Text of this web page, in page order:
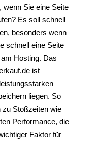
wenn Sie eine Seite
Es soll schnell
besonders wenn
schnell eine Seite
Hosting. Das
ist
liegen. So
zu Stoßzeiten wie
Performance, die
Faktor für